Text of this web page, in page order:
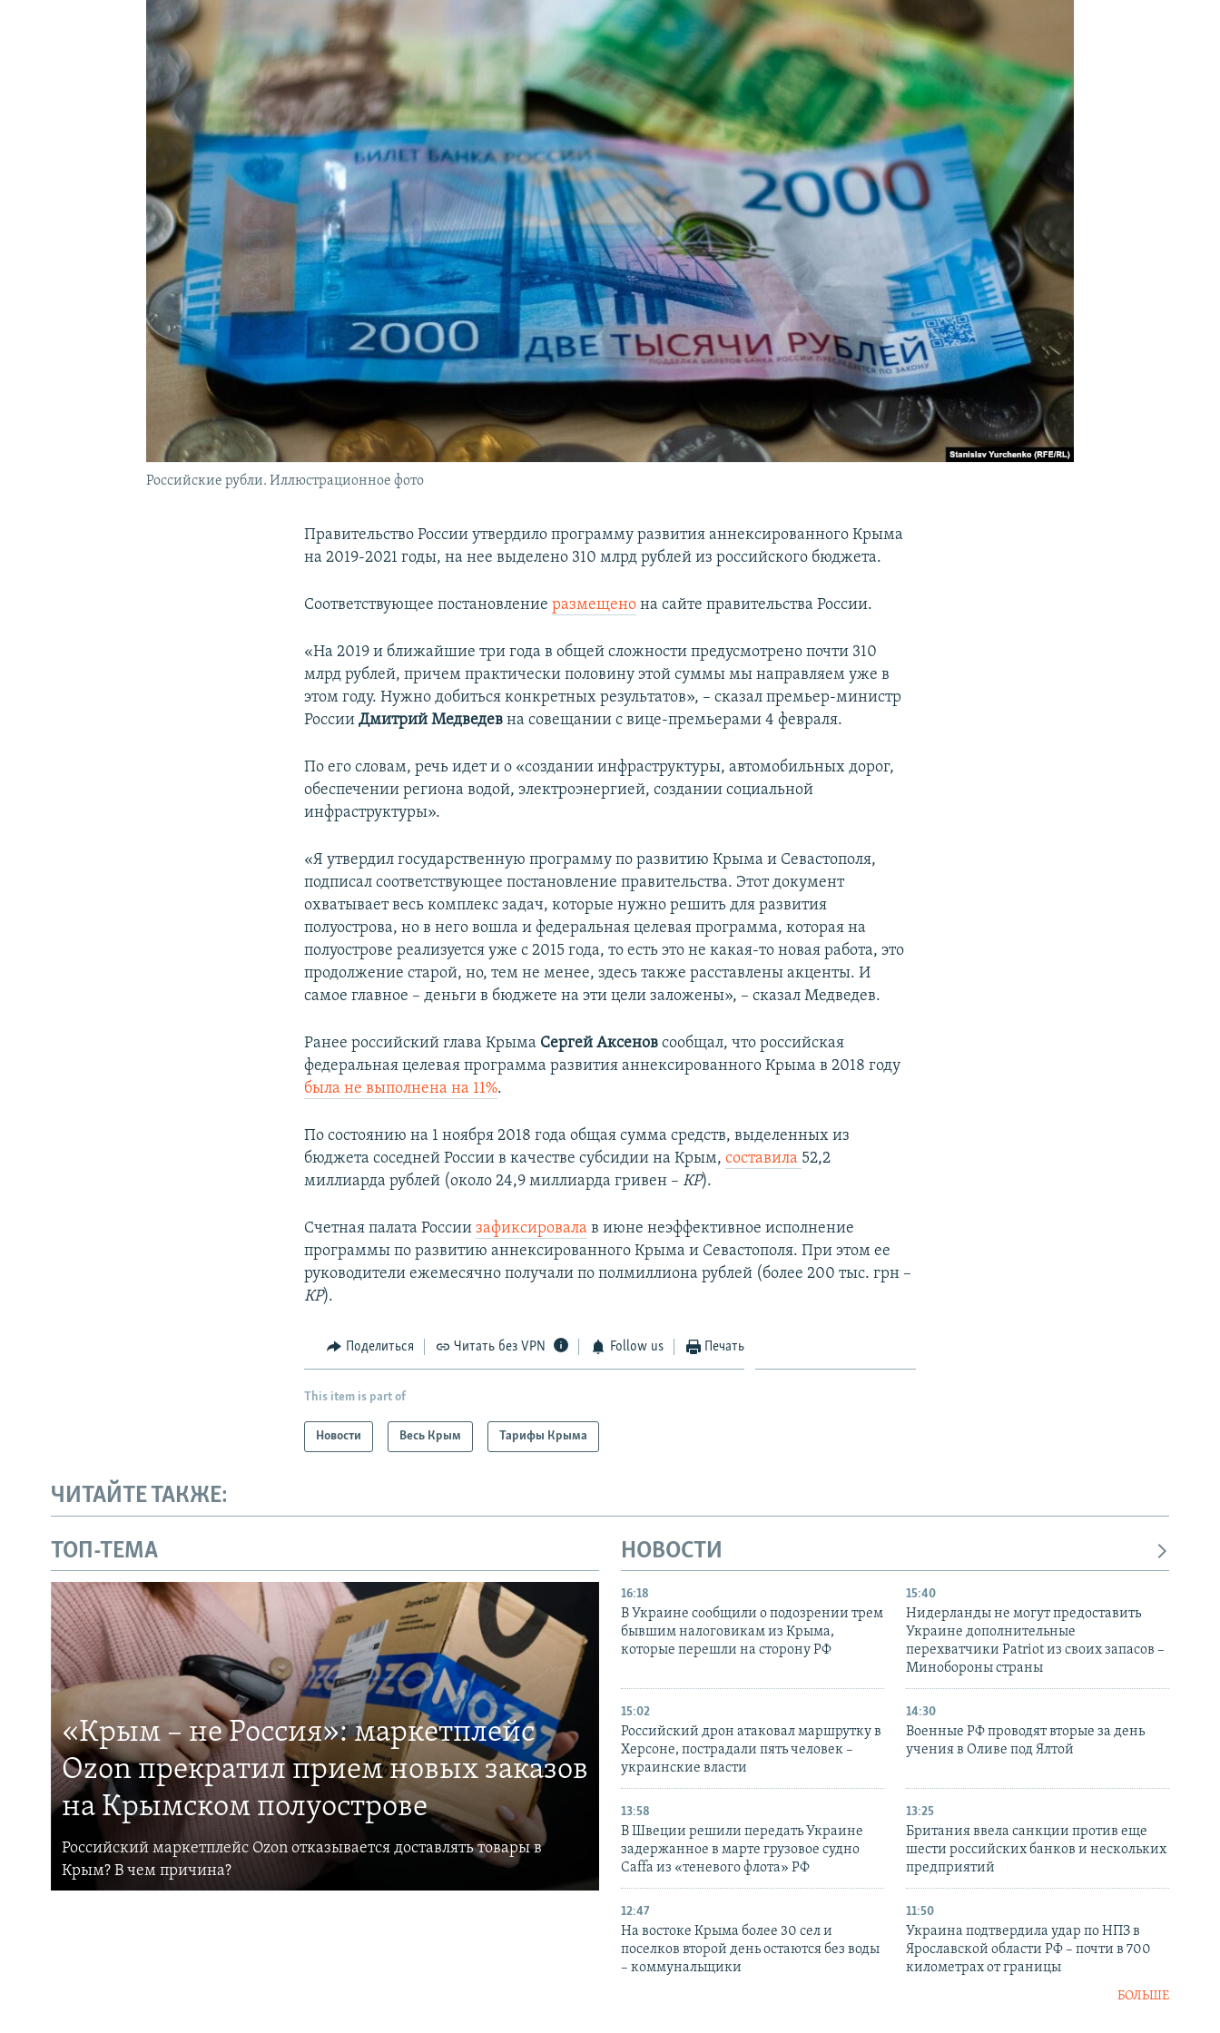
КРЫМ.НЕПОКОРЕННЫЙ
УКРАИНСКАЯ ПРОБЛЕМА КРЫМА
Российские рубли. Иллюстрационное фото
Правительство России утвердило программу развития аннексированного Крыма
на 2019-2021 годы, на нее выделено 310 млрд рублей из российского бюджета.
Соответствующее постановлениеразмещено на сайте правительства России.
«На 2019 и ближайшие три года в общей сложности предусмотрено почти 310
млрд рублей, причем практически половину этой суммы мы направляем уже в
этом году. Нужно добиться конкретных результатов», – сказал премьер-министр
РоссииДмитрий Медведев на совещании с вице-премьерами 4 февраля.
По его словам, речь идет и о «создании инфраструктуры, автомобильных дорог,
обеспечении региона водой, электроэнергией, создании социальной
инфраструктуры».
«Я утвердил государственную программу по развитию Крыма и Севастополя,
подписал соответствующее постановление правительства. Этот документ
охватывает весь комплекс задач, которые нужно решить для развития
полуострова, но в него вошла и федеральная целевая программа, которая на
полуострове реализуется уже с 2015 года, то есть это не какая-то новая работа, это
продолжение старой, но, тем не менее, здесь также расставлены акценты. И
самое главное – деньги в бюджете на эти цели заложены», – сказал Медведев.
Ранее российский глава Крыма Сергей Аксеновсообщал, что российская
федеральная целевая программа развития аннексированного Крыма в 2018 году
была не выполнена на 11%.
По состоянию на 1 ноября 2018 года общая сумма средств, выделенных из
бюджета соседней России в качестве субсидии на Крым,составила 52,2
миллиарда рублей (около 24,9 миллиарда гривен –КР).
Счетная палата Россиизафиксировала в июне неэффективное исполнение
программы по развитию аннексированного Крыма и Севастополя. При этом ее
руководители ежемесячно получали по полмиллиона рублей (более 200 тыс. грн –
КР).
Поделиться Читать без VPN Follow us Печать
This item is part of
Новости Весь Крым Тарифы Крыма
ЧИТАЙТЕ ТАКЖЕ:
ТОП-ТЕМА
«Крым – не Россия»: маркетплейс
Ozon прекратил прием новых заказов
на Крымском полуострове
Российский маркетплейс Ozon отказывается доставлять товары в
Крым? В чем причина?
НОВОСТИ
16:18
В Украине сообщили о подозрении трем
бывшим налоговикам из Крыма,
которые перешли на сторону РФ
15:40
Нидерланды не могут предоставить
Украине дополнительные
перехватчики Patriot из своих запасов –
Минобороны страны
15:02
Российский дрон атаковал маршрутку в
Херсоне, пострадали пять человек –
украинские власти
14:30
Военные РФ проводят вторые за день
учения в Оливе под Ялтой
13:58
В Швеции решили передать Украине
задержанное в марте грузовое судно
Caffa из «теневого флота» РФ
13:25
Британия ввела санкции против еще
шести российских банков и нескольких
предприятий
12:47
На востоке Крыма более 30 сел и
поселков второй день остаются без воды
– коммунальщики
11:50
Украина подтвердила удар по НПЗ в
Ярославской области РФ – почти в 700
километрах от границы
БОЛЬШЕ